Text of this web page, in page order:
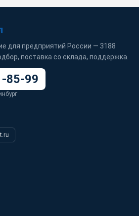
для предприятий России — 3188
поставка со склада, поддержка.
85-99